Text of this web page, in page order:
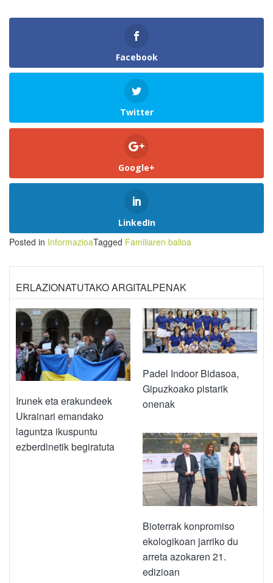
Facebook
Twitter
Google+
LinkedIn
Posted in InformazioaTagged Familiaren balioa
ERLAZIONATUTAKO ARGITALPENAK
Irunek eta erakundeek
Ukrainari emandako
laguntza ikuspuntu
ezberdinetik begiratuta
Padel Indoor Bidasoa,
Gipuzkoako pistarik
onenak
Bioterrak konpromiso
ekologikoan jarriko du
arreta azokaren 21.
edizioan